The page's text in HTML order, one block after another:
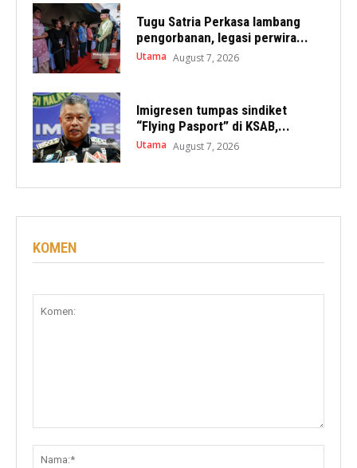
Tugu Satria Perkasa lambang
pengorbanan, legasi perwira...
Utama August 7, 2026
Imigresen tumpas sindiket
“Flying Pasport” di KSAB,...
Utama August 7, 2026
KOMEN